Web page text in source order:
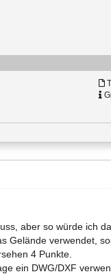
aber so würde ich
Gelände verwendet,
4 Punkte.
ein DWG/DXF